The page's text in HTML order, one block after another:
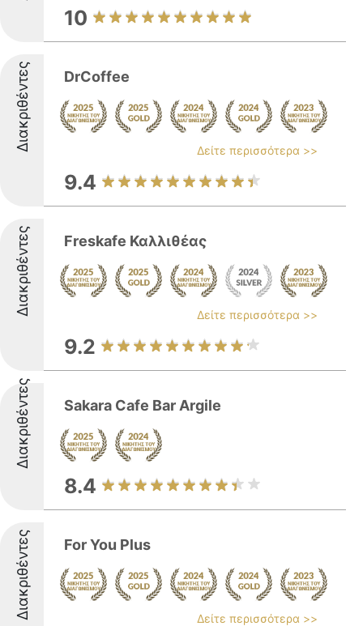
10
Διακριθέντες DrCoffee
Δείτε περισσότερα >>
9.4
Διακριθέντες Freskafe Καλλιθέας
Δείτε περισσότερα >>
9.2
Διακριθέντες Sakara Cafe Bar Argile
8.4
Διακριθέντες For You Plus
Δείτε περισσότερα >>